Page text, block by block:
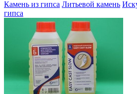
Камень из гипса Литьевой камень
гипса